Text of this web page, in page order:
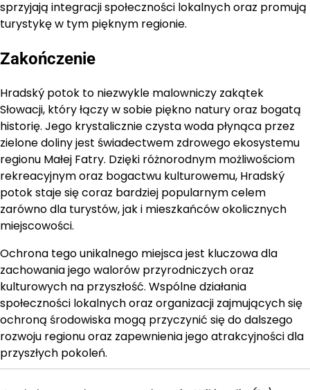
sprzyjają integracji społeczności lokalnych oraz promują
turystykę w tym pięknym regionie.
Zakończenie
Hradský potok to niezwykle malowniczy zakątek
Słowacji, który łączy w sobie piękno natury oraz bogatą
historię. Jego krystalicznie czysta woda płynąca przez
zielone doliny jest świadectwem zdrowego ekosystemu
regionu Małej Fatry. Dzięki różnorodnym możliwościom
rekreacyjnym oraz bogactwu kulturowemu, Hradský
potok staje się coraz bardziej popularnym celem
zarówno dla turystów, jak i mieszkańców okolicznych
miejscowości.
Ochrona tego unikalnego miejsca jest kluczowa dla
zachowania jego walorów przyrodniczych oraz
kulturowych na przyszłość. Wspólne działania
społeczności lokalnych oraz organizacji zajmujących się
ochroną środowiska mogą przyczynić się do dalszego
rozwoju regionu oraz zapewnienia jego atrakcyjności dla
przyszłych pokoleń.